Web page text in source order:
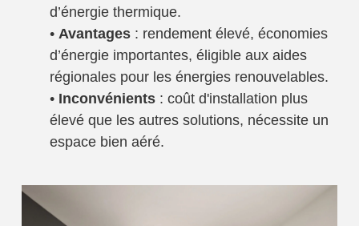
d’énergie thermique.
• Avantages: rendement élevé, économies
d’énergie importantes, éligible aux aides
régionales pour les énergies renouvelables.
• Inconvénients: coût d'installation plus
élevé que les autres solutions, nécessite un
espace bien aéré.